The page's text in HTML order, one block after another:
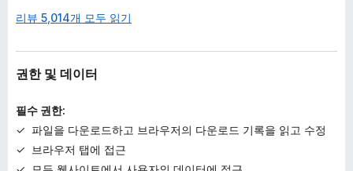
리뷰 5,014개 모두 읽기
권한 및 데이터
필수 권한:
파일을 다운로드하고 브라우저의 다운로드 기록을 읽고 수정
브라우저 탭에 접근